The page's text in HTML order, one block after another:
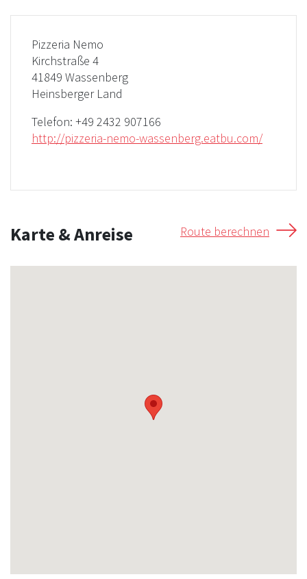
Pizzeria Nemo
Kirchstraße 4
41849 Wassenberg
Heinsberger Land
Telefon: +49 2432 907166
http://pizzeria-nemo-wassenberg.eatbu.com/
Karte & Anreise Route berechnen